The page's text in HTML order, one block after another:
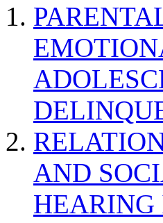
AND
HEARING